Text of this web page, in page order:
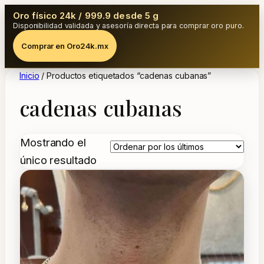
Oro físico 24k / 999.9 desde 5 g
Disponibilidad validada y asesoría directa para comprar oro puro.
Comprar en Oro24k.mx
Inicio / Productos etiquetados “cadenas cubanas”
cadenas cubanas
Mostrando el
único resultado